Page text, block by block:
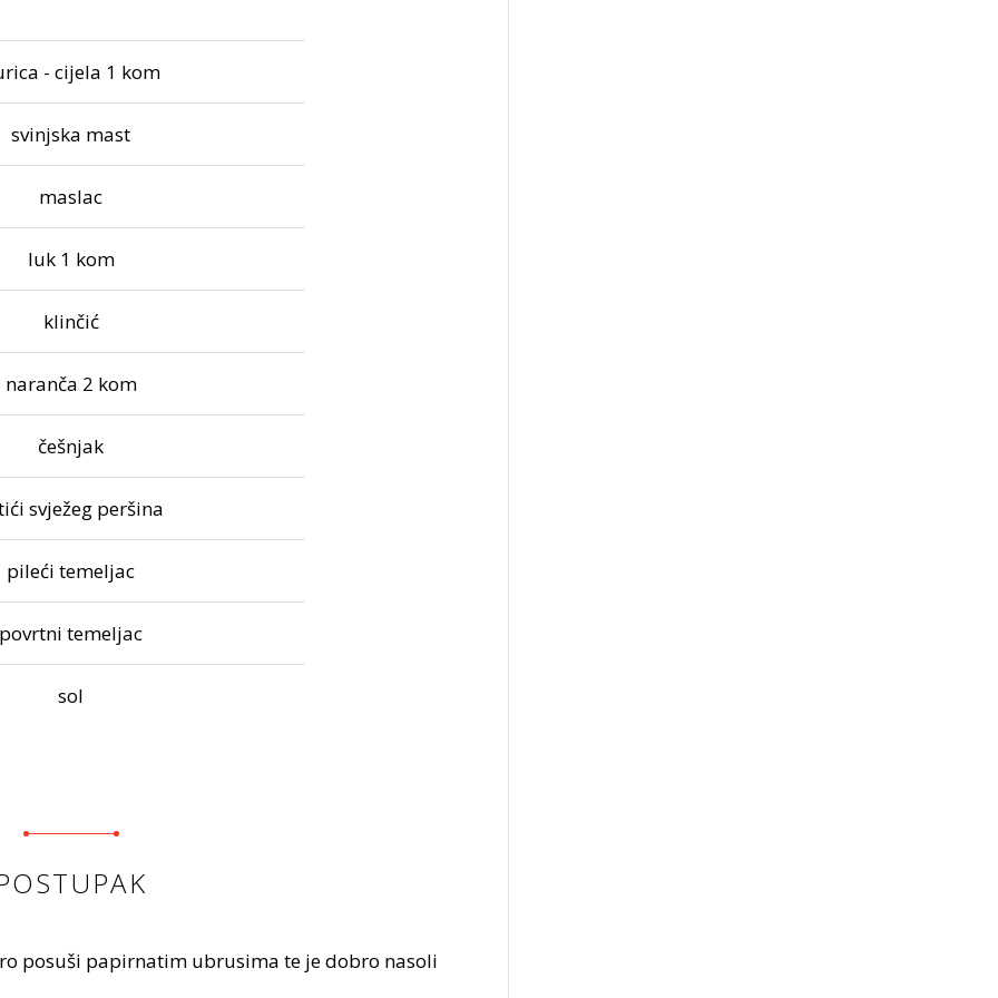
- cijela 1 kom
svinjska mast
maslac
luk 1 kom
klinčić
naranča 2 kom
češnjak
svježeg peršina
pileći temeljac
povrtni temeljac
sol
posuši papirnatim ubrusima te je dobro nasoli